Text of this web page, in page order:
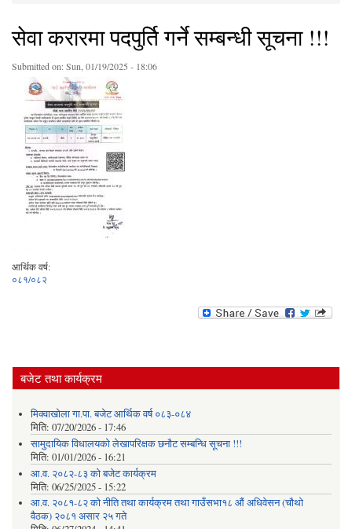
सेवा करारमा पदपुर्ति गर्ने सम्बन्धी सूचना !!!
Submitted on:Sun, 01/19/2025 - 18:06
आर्थिक वर्ष:
०८१/०८२
बजेट तथा कार्यक्रम
मिक्वाखोला गा.पा. बजेट आर्थिक वर्ष ०८३-०८४
मिति: 07/20/2026 - 17:46
सामुदायिक विधालयको लेखापरिक्षक छनौट सम्बन्धि सूचना !!!
मिति: 01/01/2026 - 16:21
आ.व. २०८२-८३ को बजेट कार्यक्रम
मिति: 06/25/2025 - 15:22
आ.व. २०८१-८२ को नीति तथा कार्यक्रम तथा गाउँसभा१८ औं अधिवेसन (चौथो
वैठक) २०८१ असार २५ गते